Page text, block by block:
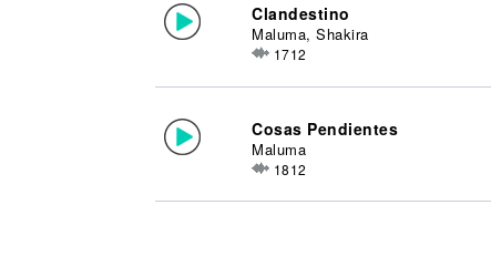
Clandestino
Maluma, Shakira
1712
Cosas Pendientes
Maluma
1812